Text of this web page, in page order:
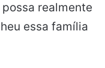
realmente
essa família